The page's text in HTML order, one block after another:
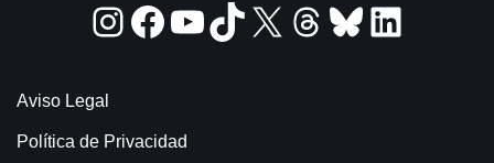
Aviso Legal
Política de Privacidad